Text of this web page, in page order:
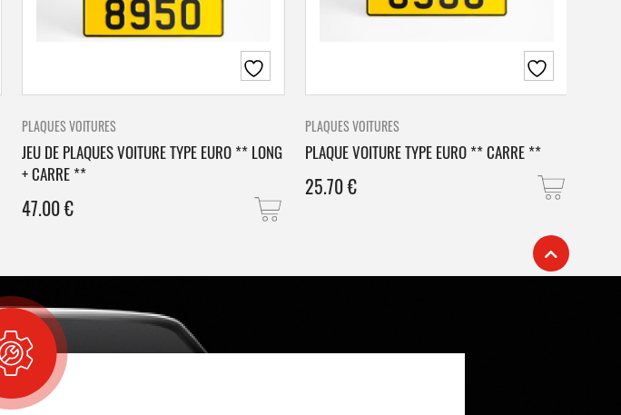
PLAQUES VOITURES
JEU DE PLAQUES VOITURE TYPE EURO ** LONG
+ CARRE **
47.00€
PLAQUES VOITURES
PLAQUE VOITURE TYPE EURO ** CARRE **
25.70€